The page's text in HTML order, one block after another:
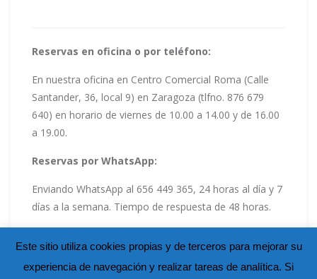
Reservas en oficina o por teléfono:
En nuestra oficina en Centro Comercial Roma (Calle
Santander, 36, local 9) en Zaragoza (tlfno. 876 679
640) en horario de viernes de 10.00 a 14.00 y de 16.00
a 19.00.
Reservas por WhatsApp:
Enviando WhatsApp al 656 449 365, 24 horas al día y 7
días a la semana. Tiempo de respuesta de 48 horas.
Este sitio utiliza cookies propias y de terceros para mejorar su
experiencia de navegación y realizar tareas de analítica. Si